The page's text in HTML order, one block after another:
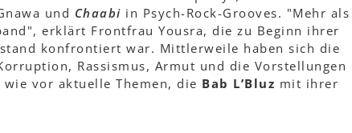
und Chaabi in Psych-Rock-Grooves. "Mehr als
erklärt Frontfrau Yousra, die zu Beginn ihrer
konfrontiert war. Mittlerweile haben sich die
Rassismus, Armut und die Vorstellungen
vor aktuelle Themen, die Bab L’Bluz mit ihrer